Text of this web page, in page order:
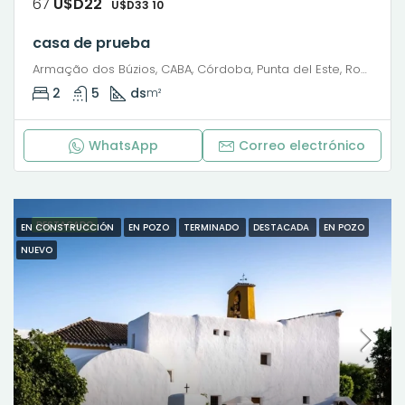
U$D33 10
casa de prueba
Armação dos Búzios, CABA, Córdoba, Punta del Este, Rosario, Santiago de Chile, Valparaíso, Villa Dolores, Viña del Mar, Pedro C. Molina, Barrio Cura Brochero, Villa Dolores, Municipio de Villa Dolores, Pedanía Dolores, Departamento San Javier, Córdoba, X5870, Argentina
2 5 dsm²
WhatsApp Correo electrónico
DESTACADO
EN CONSTRUCCIÓN EN POZO TERMINADO DESTACADA
EN POZO
NUEVO